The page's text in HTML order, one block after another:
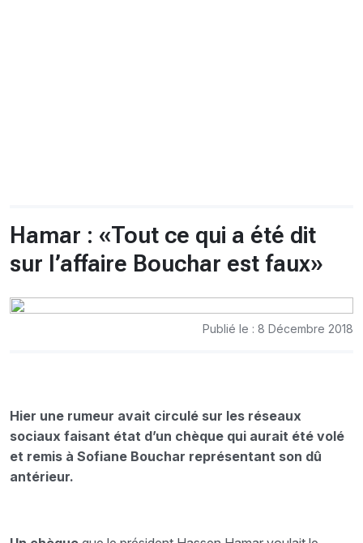
Hamar : «Tout ce qui a été dit
sur l’affaire Bouchar est faux»
Publié le : 8 Décembre 2018
Hier une rumeur avait circulé sur les réseaux
sociaux faisant état d’un chèque qui aurait été volé
et remis à Sofiane Bouchar représentant son dû
antérieur.